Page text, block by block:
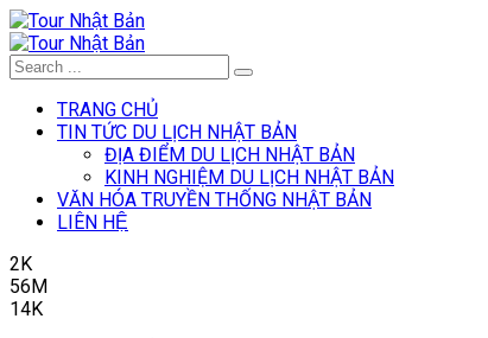
TRANG CHỦ
TIN TỨC DU LỊCH NHẬT BẢN
ĐỊA ĐIỂM DU LỊCH NHẬT BẢN
KINH NGHIỆM DU LỊCH NHẬT BẢN
VĂN HÓA TRUYỀN THỐNG NHẬT BẢN
LIÊN HỆ
2K
56M
14K